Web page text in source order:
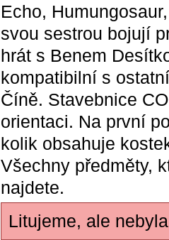
Echo,
svou sestrou bojují
hrát s Benem
kompatibilní s
Číně. Stavebnice
orientaci. Na první
kolik obsahuje
Všechny předměty,
najdete.
Litujeme, ale